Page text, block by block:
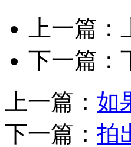
上一篇：
下一篇：
上一篇： 如
下一篇： 拍